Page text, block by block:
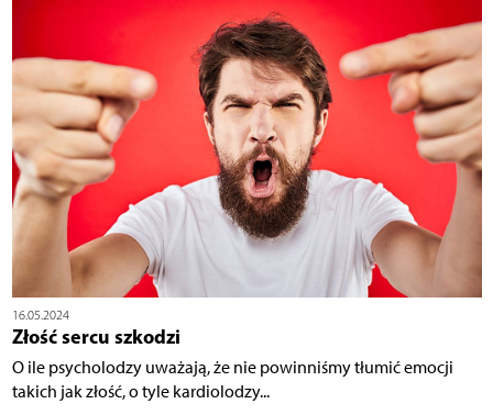
16.05.2024
Złość sercu szkodzi
O ile psycholodzy uważają, że nie powinniśmy tłumić emocji
takich jak złość, o tyle kardiolodzy...